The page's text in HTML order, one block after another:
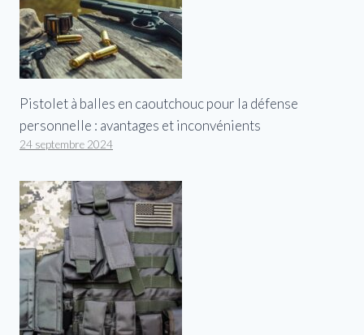
Pistolet à balles en caoutchouc pour la défense
personnelle : avantages et inconvénients
24 septembre 2024